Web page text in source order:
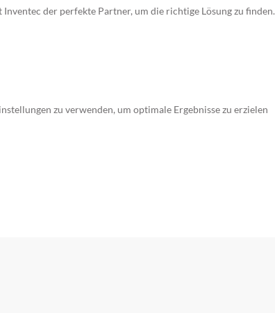
der perfekte Partner, um die richtige Lösung zu finden.
zu verwenden, um optimale Ergebnisse zu erzielen